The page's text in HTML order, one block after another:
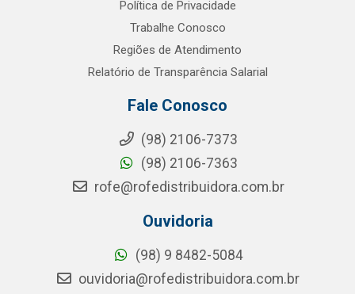
Política de Privacidade
Trabalhe Conosco
Regiões de Atendimento
Relatório de Transparência Salarial
Fale Conosco
(98) 2106-7373
(98) 2106-7363
rofe@rofedistribuidora.com.br
Ouvidoria
(98) 9 8482-5084
ouvidoria@rofedistribuidora.com.br